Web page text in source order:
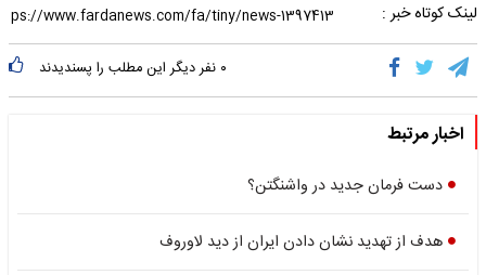
لینک کوتاه خبر :
۰ نفر دیگر این مطلب را پسندیدند
اخبار مرتبط
دست فرمان جدید در واشنگتن؟
هدف از تهدید نشان دادن ایران از دید لاوروف